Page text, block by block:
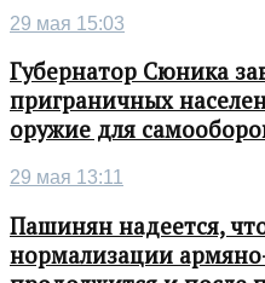
29 мая 15:03
Губернатор Сюника
приграничных
оружие для
29 мая 13:11
Пашинян надеется,
нормализации